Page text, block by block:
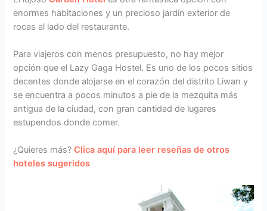
enormes habitaciones y un precioso jardín exterior de
rocas al lado del restaurante.
Para viajeros con menos presupuesto, no hay mejor
opción que el Lazy Gaga Hostel. Es uno de los pocos sitios
decentes donde alojarse en el corazón del distrito Liwan y
se encuentra a pocos minutos a pie de la mezquita más
antigua de la ciudad, con gran cantidad de lugares
estupendos donde comer.
¿Quieres más?Clica aquí para leer reseñas de otros
hoteles sugeridos